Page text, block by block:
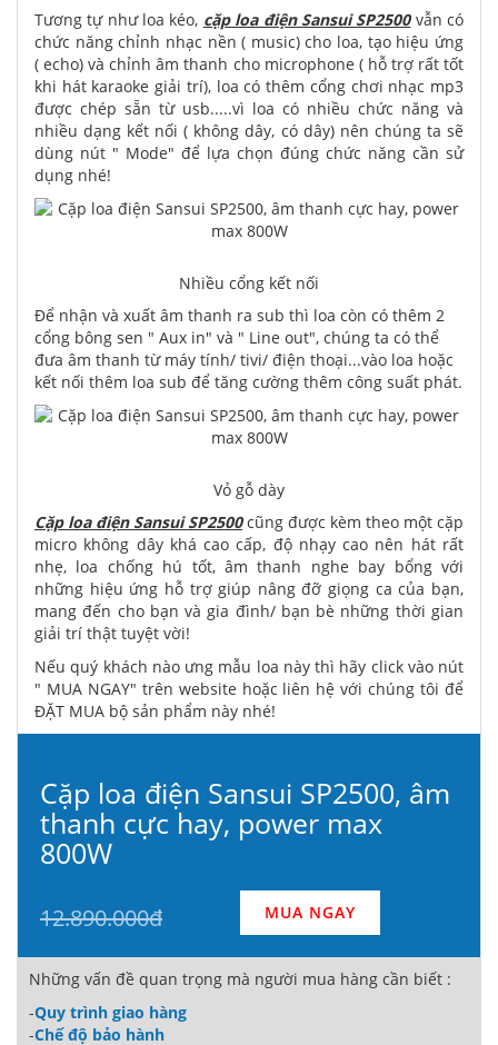
Tương tự như loa kéo, cặp loa điện Sansui SP2500vẫn có
chức năng chỉnh nhạc nền ( music) cho loa, tạo hiệu ứng
( echo) và chỉnh âm thanh cho microphone ( hỗ trợ rất tốt
khi hát karaoke giải trí), loa có thêm cổng chơi nhạc mp3
được chép sẵn từ usb.....vì loa có nhiều chức năng và
nhiều dạng kết nối ( không dây, có dây) nên chúng ta sẽ
dùng nút " Mode" để lựa chọn đúng chức năng cần sử
dụng nhé!
Nhiều cổng kết nối
Để nhận và xuất âm thanh ra sub thì loa còn có thêm 2
cổng bông sen " Aux in" và " Line out", chúng ta có thể
đưa âm thanh từ máy tính/ tivi/ điện thoại...vào loa hoặc
kết nối thêm loa sub để tăng cường thêm công suất phát.
Vỏ gỗ dày
Cặp loa điện Sansui SP2500cũng được kèm theo một cặp
micro không dây khá cao cấp, độ nhạy cao nên hát rất
nhẹ, loa chống hú tốt, âm thanh nghe bay bổng với
những hiệu ứng hỗ trợ giúp nâng đỡ giọng ca của bạn,
mang đến cho bạn và gia đình/ bạn bè những thời gian
giải trí thật tuyệt vời!
Nếu quý khách nào ưng mẫu loa này thì hãy click vào nút
" MUA NGAY" trên website hoặc liên hệ với chúng tôi để
ĐẶT MUA bộ sản phẩm này nhé!
Cặp loa điện Sansui SP2500, âm
thanh cực hay, power max
800W
12.890.000đ MUA NGAY
Những vấn đề quan trọng mà người mua hàng cần biết :
-Quy trình giao hàng
-Chế độ bảo hành